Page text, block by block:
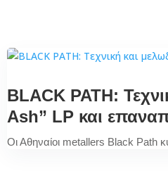
BLACK PATH:
Ash” LP και
Οι Αθηναίοι metallers Black Path